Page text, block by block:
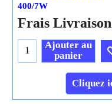
€ 2.14 €
€2.32 T.T.C.
Frais Livraison
Ajouter au
panier